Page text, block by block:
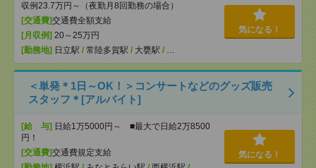
収例23.7万円～（夜勤月8回勤務の場合）
[交通費]交通費全額支給
[月収例] 20～25万円
[勤務地] 日立駅 / 常陸多賀駅 / 大甕駅 / …
気になる！
＜単発＊1日～OK！＞コンサートなどのグッズ販売
スタッフ＊[アルバイト]
[給 与] 日給1万5000円～ ■最大で日給2万8500
円！
[交通費]交通費規定支給
気になる！